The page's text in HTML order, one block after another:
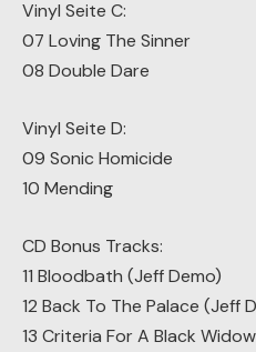
Vinyl Seite C:
07 Loving The Sinner
08 Double Dare
Vinyl Seite D:
09 Sonic Homicide
10 Mending
CD Bonus Tracks:
11 Bloodbath (Jeff Demo)
12 Back To The Palace (Jeff
13 Criteria For A Black